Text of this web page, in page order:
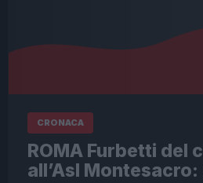
CRONACA
ROMA Furbetti del
all’Asl